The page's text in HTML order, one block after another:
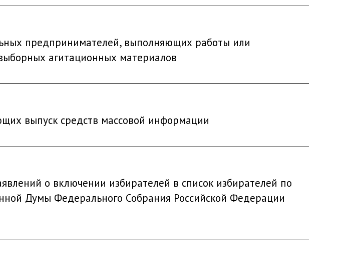
предпринимателей, выполняющих работы или
агитационных материалов
выпуск средств массовой информации
о включении избирателей в список избирателей по
Думы Федерального Собрания Российской Федерации